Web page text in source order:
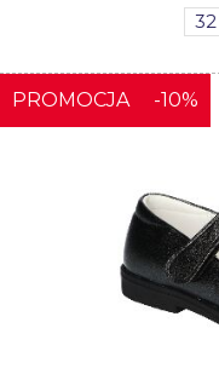
32
PROMOCJA -10%